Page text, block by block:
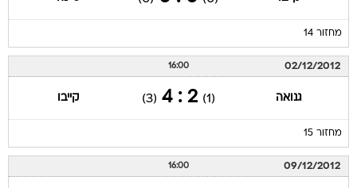
מחזור 14
02/12/2012
16:00
גנואה (1)
2 : 4
(3) קייבו
מחזור 15
09/12/2012
16:00